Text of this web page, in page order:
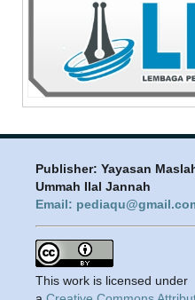
Publisher: Yayasan
Ummah Ilal Jannah
Email:
This work is licensed under